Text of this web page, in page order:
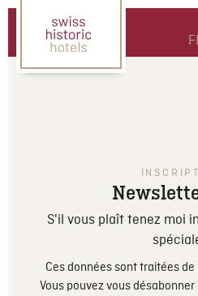
S'il vous plaît tenez moi
Ces données sont traitées
Vous pouvez vous